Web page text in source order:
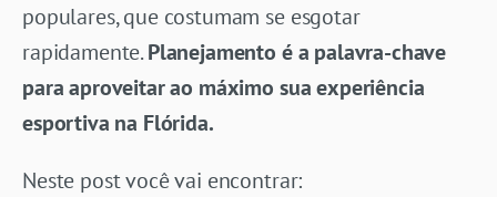
populares, que costumam se esgotar
rapidamente.Planejamento é a palavra-chave
para aproveitar ao máximo sua experiência
esportiva na Flórida.
Neste post você vai encontrar: